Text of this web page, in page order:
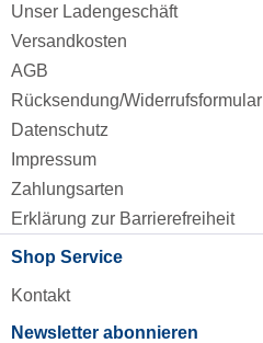
Unser Ladengeschäft
Versandkosten
AGB
Rücksendung/Widerrufsformular
Datenschutz
Impressum
Zahlungsarten
Erklärung zur Barrierefreiheit
Shop Service
Kontakt
Newsletter abonnieren